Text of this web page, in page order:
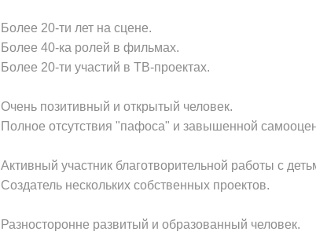
Более 20-ти лет на сцене.
Более 40-ка ролей в фильмах.
Более 20-ти участий в ТВ-проектах.
Очень позитивный и открытый человек.
Полное отсутствия "пафоса" и завышенной
Активный участник благотворительной работы с
Создатель нескольких собственных проектов.
Разносторонне развитый и образованный человек.